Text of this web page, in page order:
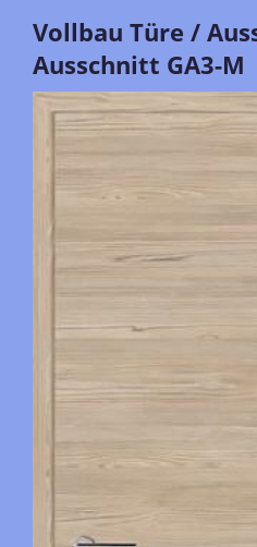
Vollbau Türe /
Ausschnitt GA3-M